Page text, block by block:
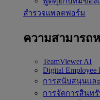
สำรวจแพลตฟอร์ม
ความสามารถ
TeamViewer AI
Digital Employee
การสนับสนุนแล
การจัดการสินท